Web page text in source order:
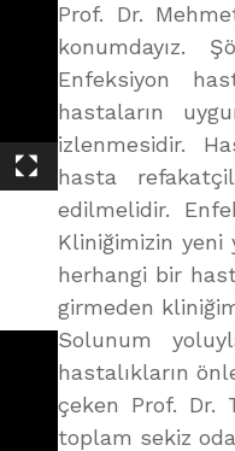
Prof. Dr.
konumdayız.
Enfeksiyon
hastaların
izlenmesidir.
hasta
edilmelidir.
Kliniğimizin yeni
herhangi bir
girmeden
Solunum
hastalıkların
çeken Prof. Dr.
toplam sekiz